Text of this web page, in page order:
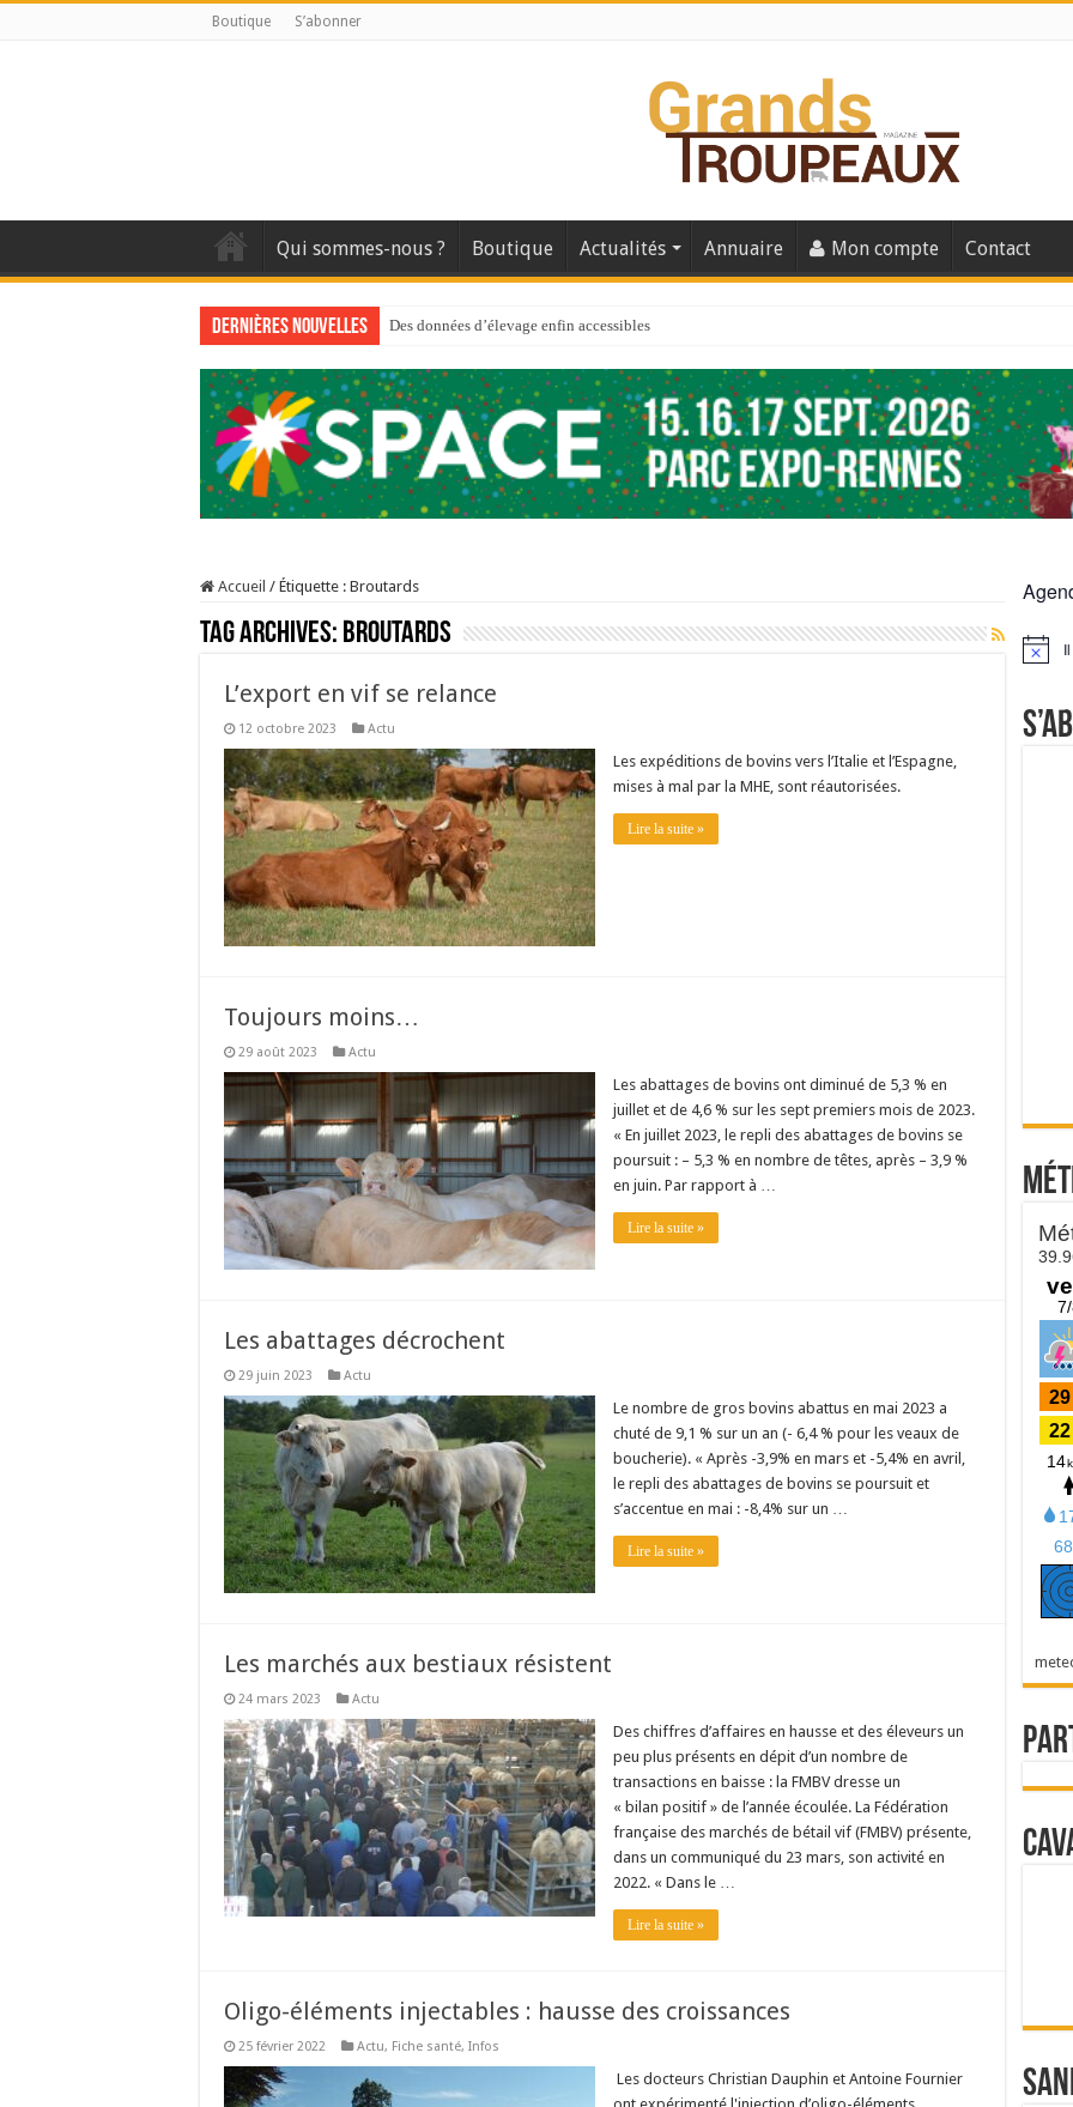
Boutique S’abonner
Qui sommes-nous ? Boutique Actualités Annuaire Mon compte Contact
Dernières nouvelles Des données d’élevage enfin accessibles
Au sommaire du premier numéro de 2025
Au sommaire de GTM 110
Aidez-nous à améliorer la santé de vos veaux !
Au sommaire de GTM 91
Sécheresse : les éleveurs réclament des expertises de terrain
À l’est, un nouveau virus
Accueil / Étiquette : Broutards
Tag Archives: Broutards
L’export en vif se relance
12 octobre 2023 Actu
Les expéditions de bovins vers l’Italie et l’Espagne,
mises à mal par la MHE, sont réautorisées.
Lire la suite »
Toujours moins…
29 août 2023 Actu
Les abattages de bovins ont diminué de 5,3 % en
juillet et de 4,6 % sur les sept premiers mois de 2023.
« En juillet 2023, le repli des abattages de bovins se
poursuit : – 5,3 % en nombre de têtes, après – 3,9 %
en juin. Par rapport à …
Lire la suite »
Les abattages décrochent
29 juin 2023 Actu
Le nombre de gros bovins abattus en mai 2023 a
chuté de 9,1 % sur un an (- 6,4 % pour les veaux de
boucherie). « Après -3,9% en mars et -5,4% en avril,
le repli des abattages de bovins se poursuit et
s’accentue en mai : -8,4% sur un …
Lire la suite »
Les marchés aux bestiaux résistent
24 mars 2023 Actu
Des chiffres d’affaires en hausse et des éleveurs un
peu plus présents en dépit d’un nombre de
transactions en baisse : la FMBV dresse un
« bilan positif » de l’année écoulée. La Fédération
française des marchés de bétail vif (FMBV) présente,
dans un communiqué du 23 mars, son activité en
2022. « Dans le …
Lire la suite »
Oligo-éléments injectables : hausse des croissances
25 février 2022 Actu, Fiche santé, Infos
Les docteurs Christian Dauphin et Antoine Fournier
Notice